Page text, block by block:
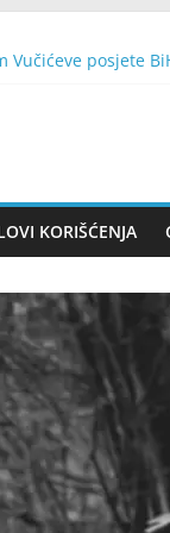
posjete
skinula je
na vrata:
KORIŠĆENJA